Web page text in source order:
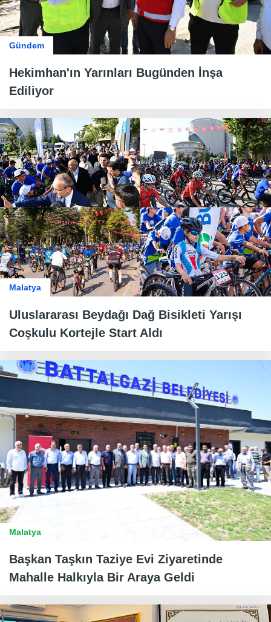
Gündem
Hekimhan'ın Yarınları Bugünden İnşa
Ediliyor
Malatya
Uluslararası Beydağı Dağ Bisikleti Yarışı
Coşkulu Kortejle Start Aldı
Malatya
Başkan Taşkın Taziye Evi Ziyaretinde
Mahalle Halkıyla Bir Araya Geldi